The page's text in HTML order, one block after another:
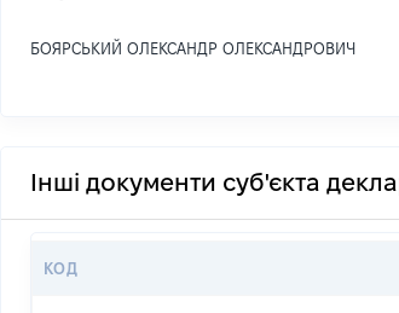
БОЯРСЬКИЙ ОЛЕКСАНДР ОЛЕКСАНДРОВИЧ
Інші документи суб'єкта
КОД